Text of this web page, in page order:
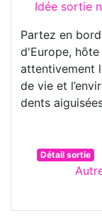
Idée sortie
Partez en
d'Europe,
attentivement
de vie et
dents
Détail sortie